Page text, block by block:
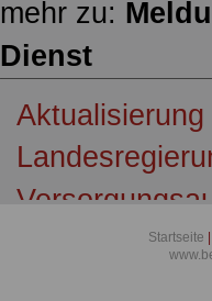
mehr zu:
Dienst
Richter und
Startseite